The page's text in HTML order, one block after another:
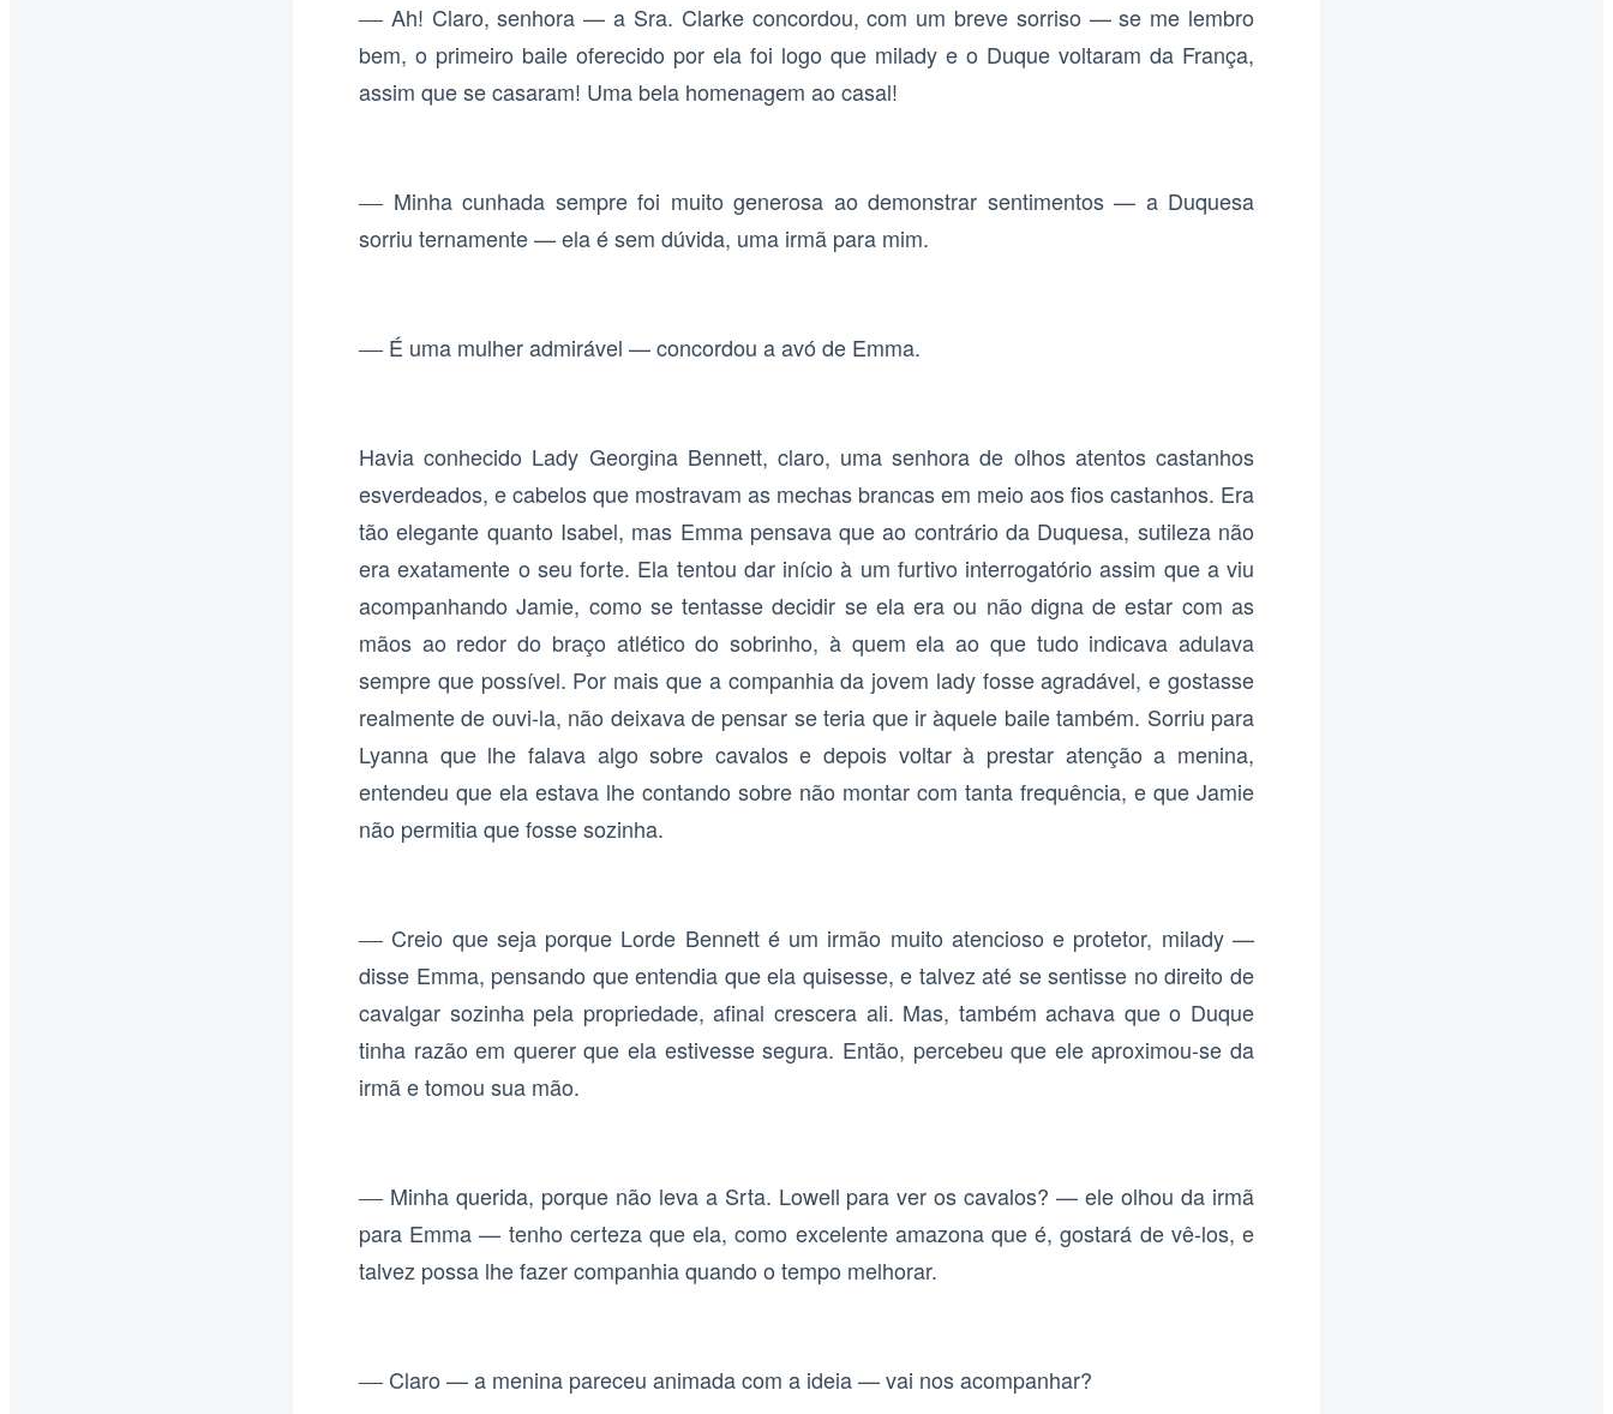
— Ah! Claro, senhora — a Sra. Clarke concordou, com um breve sorriso — se me lembro
bem, o primeiro baile oferecido por ela foi logo que milady e o Duque voltaram da França,
assim que se casaram! Uma bela homenagem ao casal!
— Minha cunhada sempre foi muito generosa ao demonstrar sentimentos — a Duquesa
sorriu ternamente — ela é sem dúvida, uma irmã para mim.
— É uma mulher admirável — concordou a avó de Emma.
Havia conhecido Lady Georgina Bennett, claro, uma senhora de olhos atentos castanhos
esverdeados, e cabelos que mostravam as mechas brancas em meio aos fios castanhos. Era
tão elegante quanto Isabel, mas Emma pensava que ao contrário da Duquesa, sutileza não
era exatamente o seu forte. Ela tentou dar início à um furtivo interrogatório assim que a viu
acompanhando Jamie, como se tentasse decidir se ela era ou não digna de estar com as
mãos ao redor do braço atlético do sobrinho, à quem ela ao que tudo indicava adulava
sempre que possível. Por mais que a companhia da jovem lady fosse agradável, e gostasse
realmente de ouvi-la, não deixava de pensar se teria que ir àquele baile também. Sorriu para
Lyanna que lhe falava algo sobre cavalos e depois voltar à prestar atenção a menina,
entendeu que ela estava lhe contando sobre não montar com tanta frequência, e que Jamie
não permitia que fosse sozinha.
— Creio que seja porque Lorde Bennett é um irmão muito atencioso e protetor, milady —
disse Emma, pensando que entendia que ela quisesse, e talvez até se sentisse no direito de
cavalgar sozinha pela propriedade, afinal crescera ali. Mas, também achava que o Duque
tinha razão em querer que ela estivesse segura. Então, percebeu que ele aproximou-se da
irmã e tomou sua mão.
— Minha querida, porque não leva a Srta. Lowell para ver os cavalos? — ele olhou da irmã
para Emma — tenho certeza que ela, como excelente amazona que é, gostará de vê-los, e
talvez possa lhe fazer companhia quando o tempo melhorar.
— Claro — a menina pareceu animada com a ideia — vai nos acompanhar?